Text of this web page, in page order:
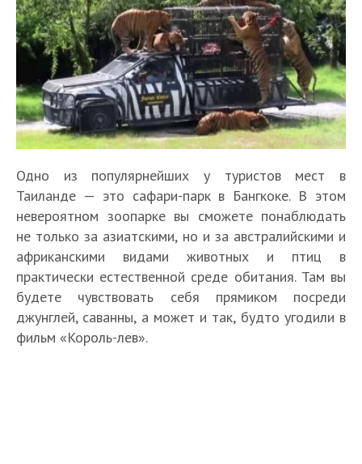
Одно из популярнейших у туристов мест в
Таиланде — это сафари-парк в Бангкоке. В этом
невероятном зоопарке вы сможете понаблюдать
не только за азиатскими, но и за австралийскими и
африканскими видами животных и птиц в
практически естественной среде обитания. Там вы
будете чувствовать себя прямиком посреди
джунглей, саванны, а может и так, будто угодили в
фильм «Король-лев».